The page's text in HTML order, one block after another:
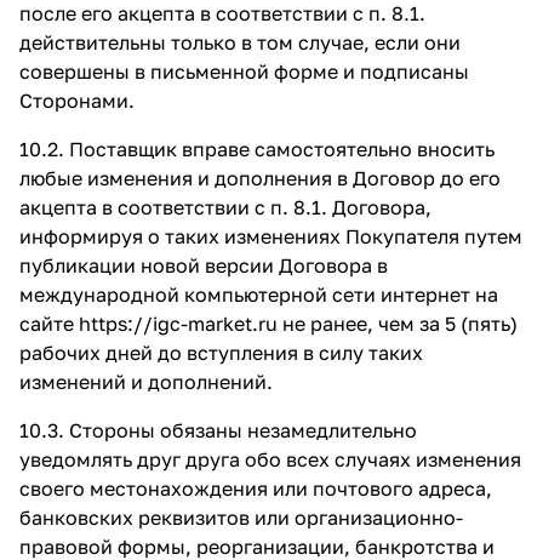
после его акцепта в соответствии с п. 8.1.
действительны только в том случае, если они
совершены в письменной форме и подписаны
Сторонами.
10.2. Поставщик вправе самостоятельно вносить
любые изменения и дополнения в Договор до его
акцепта в соответствии с п. 8.1. Договора,
информируя о таких изменениях Покупателя путем
публикации новой версии Договора в
международной компьютерной сети интернет на
сайте https://igc-market.ru не ранее, чем за 5 (пять)
рабочих дней до вступления в силу таких
изменений и дополнений.
10.3. Стороны обязаны незамедлительно
уведомлять друг друга обо всех случаях изменения
своего местонахождения или почтового адреса,
банковских реквизитов или организационно-
правовой формы, реорганизации, банкротства и